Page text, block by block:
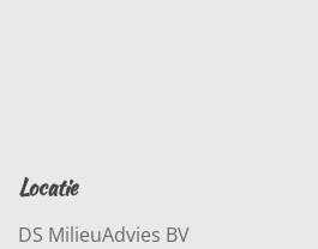
Locatie
DS MilieuAdvies BV